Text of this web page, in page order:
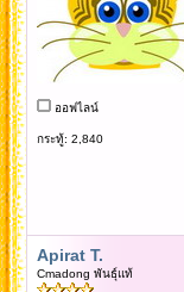
ออฟไลน์
กระทู้: 2,840
Apirat T.
Cmadong พันธุ์แท้